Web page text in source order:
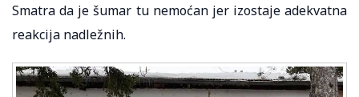
Smatra da je šumar tu nemoćan jer izostaje adekvatna
reakcija nadležnih.